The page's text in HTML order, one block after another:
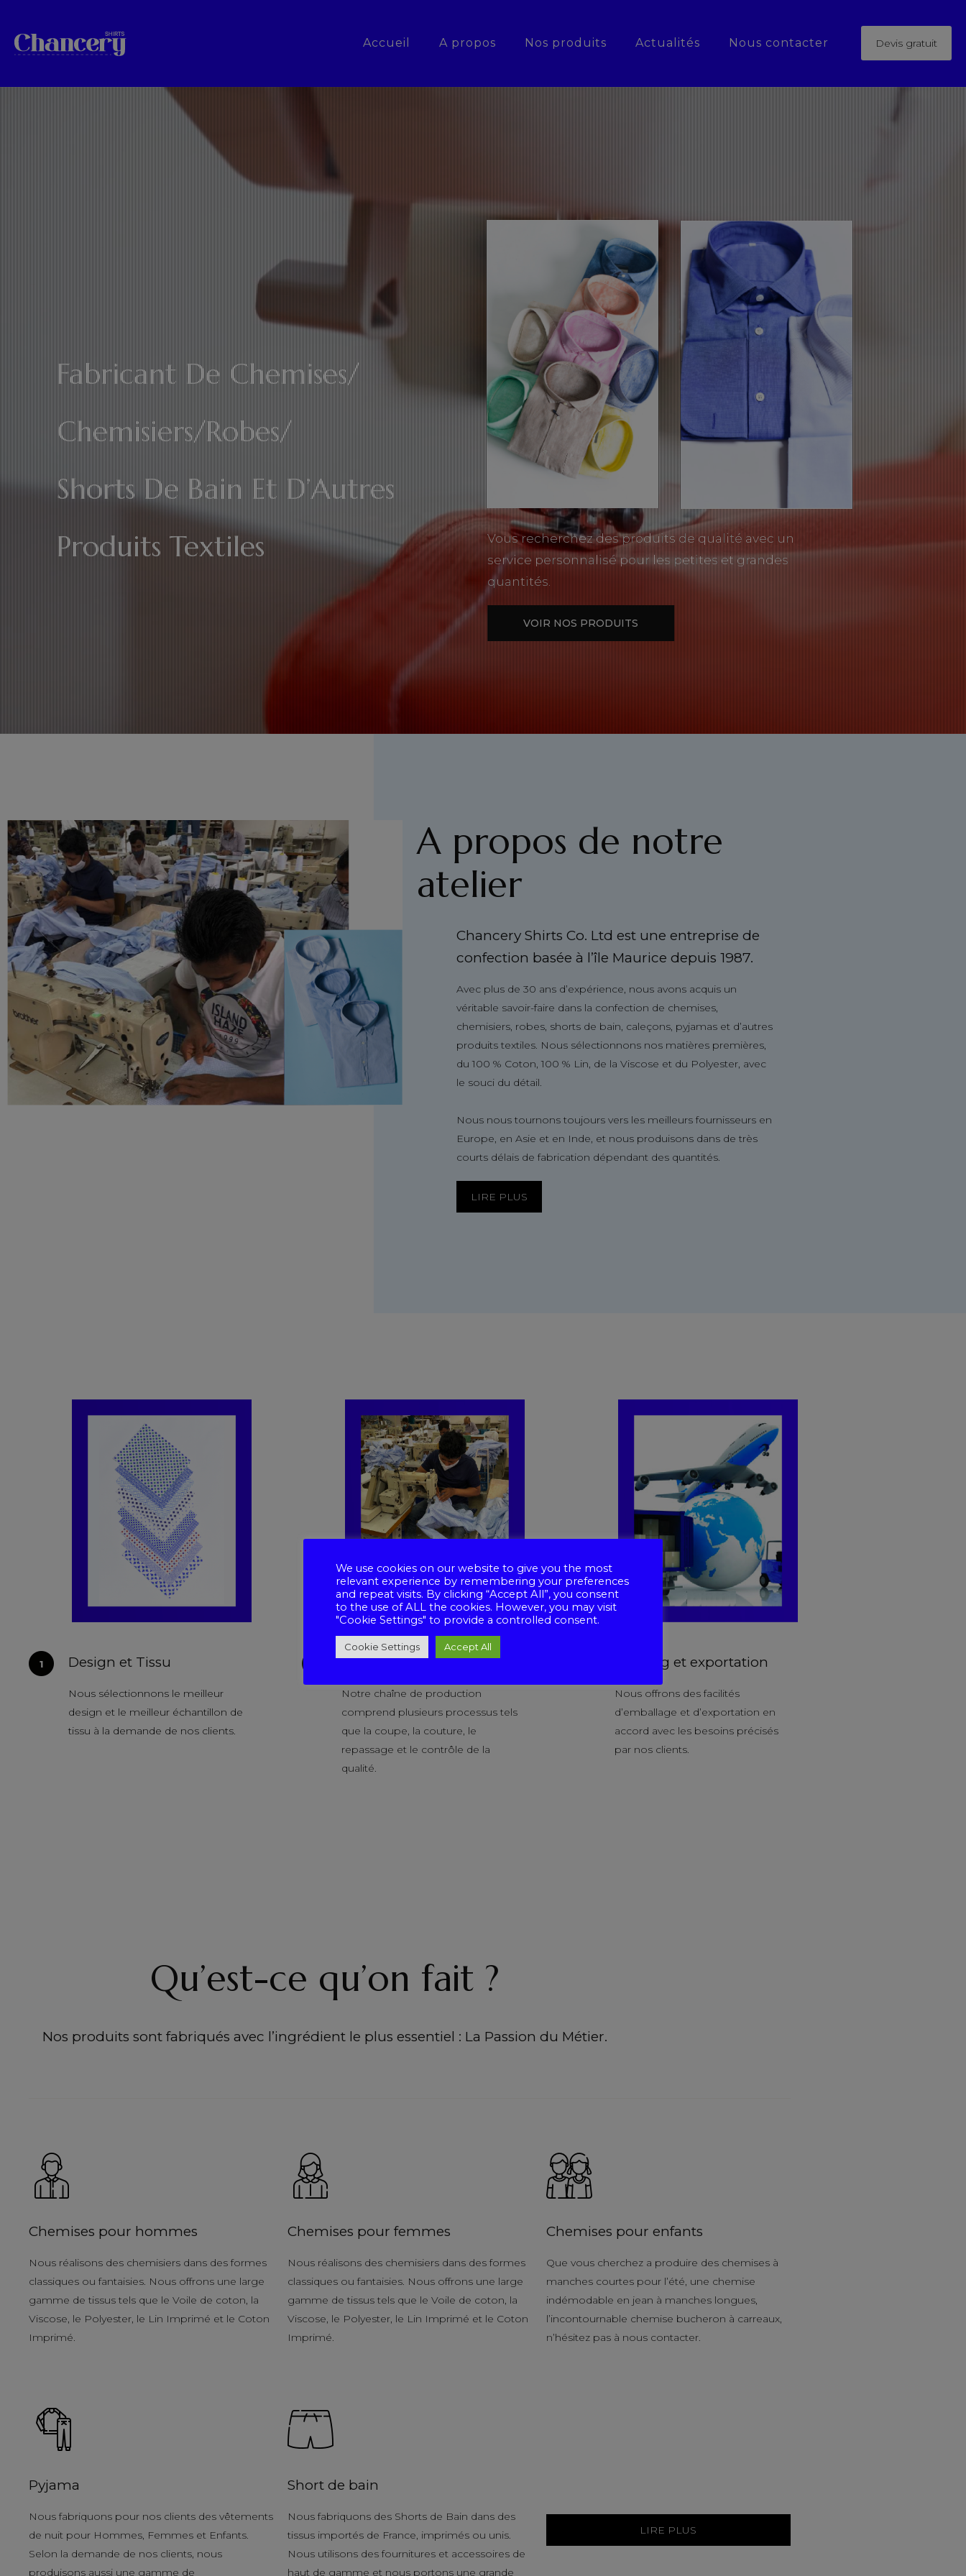
Accueil A propos Nos produits Actualités Nous contacter Devis gratuit
Fabricant De Chemises/
Chemisiers/Robes/
Shorts De Bain Et D’Autres
Produits Textiles
Vous recherchez des produits de qualité avec un
service personnalisé pour les petites et grandes
quantités.
VOIR NOS PRODUITS
A propos de notre
atelier
Chancery Shirts Co. Ltd est une entreprise de
confection basée à l’île Maurice depuis 1987.
Avec plus de 30 ans d’expérience, nous avons acquis un
véritable savoir-faire dans la confection de chemises,
chemisiers, robes, shorts de bain, caleçons, pyjamas et d’autres
produits textiles. Nous sélectionnons nos matières premières,
du 100 % Coton, 100 % Lin, de la Viscose et du Polyester, avec
le souci du détail.
Nous nous tournons toujours vers les meilleurs fournisseurs en
Europe, en Asie et en Inde, et nous produisons dans de très
courts délais de fabrication dépendant des quantités.
LIRE PLUS
Design et Tissu
Nous sélectionnons le meilleur
design et le meilleur échantillon de
tissu à la demande de nos clients.
Production
Notre chaîne de production
comprend plusieurs processus tels
que la coupe, la couture, le
repassage et le contrôle de la
qualité.
Packing et exportation
Nous offrons des facilités
d’emballage et d’exportation en
accord avec les besoins précisés
par nos clients.
Qu’est-ce qu’on fait ?
Nos produits sont fabriqués avec l’ingrédient le plus essentiel : La Passion du Métier.
Chemises pour hommes
Nous réalisons des chemisiers dans des formes
classiques ou fantaisies. Nous offrons une large
gamme de tissus tels que le Voile de coton, la
Viscose, le Polyester, le Lin Imprimé et le Coton
Imprimé.
Chemises pour femmes
Nous réalisons des chemisiers dans des formes
classiques ou fantaisies. Nous offrons une large
gamme de tissus tels que le Voile de coton, la
Viscose, le Polyester, le Lin Imprimé et le Coton
Imprimé.
Chemises pour enfants
Que vous cherchez a produire des chemises à
manches courtes pour l’été, une chemise
indémodable en jean à manches longues,
l’incontournable chemise bucheron à carreaux,
n’hésitez pas à nous contacter.
Pyjama
Nous fabriquons pour nos clients des vêtements
de nuit pour Hommes, Femmes et Enfants.
Selon la demande de nos clients, nous
produisons aussi une gamme de
Short de bain
Nous fabriquons des Shorts de Bain dans des
tissus importés de France, imprimés ou unis.
Nous utilisons des fournitures et accessoires de
haut de gamme et nous portons une grande
LIRE PLUS
We use cookies on our website to give you the most
relevant experience by remembering your preferences
and repeat visits. By clicking “Accept All”, you consent
to the use of ALL the cookies. However, you may visit
"Cookie Settings" to provide a controlled consent.
Cookie Settings Accept All